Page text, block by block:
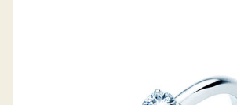
DIAMANTRING